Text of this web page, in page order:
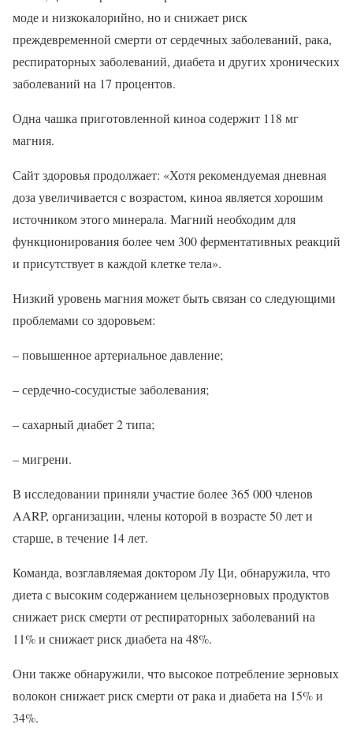
моде и низкокалорийно, но и снижает риск
преждевременной смерти от сердечных заболеваний, рака,
респираторных заболеваний, диабета и других хронических
заболеваний на 17 процентов.
Одна чашка приготовленной киноа содержит 118 мг
магния.
Сайт здоровья продолжает: «Хотя рекомендуемая дневная
доза увеличивается с возрастом, киноа является хорошим
источником этого минерала. Магний необходим для
функционирования более чем 300 ферментативных реакций
и присутствует в каждой клетке тела».
Низкий уровень магния может быть связан со следующими
проблемами со здоровьем:
– повышенное артериальное давление;
– сердечно-сосудистые заболевания;
– сахарный диабет 2 типа;
– мигрени.
В исследовании приняли участие более 365 000 членов
AARP, организации, члены которой в возрасте 50 лет и
старше, в течение 14 лет.
Команда, возглавляемая доктором Лу Ци, обнаружила, что
диета с высоким содержанием цельнозерновых продуктов
снижает риск смерти от респираторных заболеваний на
11% и снижает риск диабета на 48%.
Они также обнаружили, что высокое потребление зерновых
волокон снижает риск смерти от рака и диабета на 15% и
34%.